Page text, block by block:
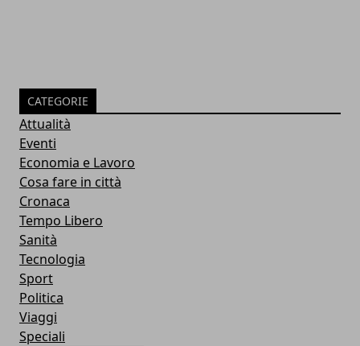
CATEGORIE
Attualità
Eventi
Economia e Lavoro
Cosa fare in città
Cronaca
Tempo Libero
Sanità
Tecnologia
Sport
Politica
Viaggi
Speciali